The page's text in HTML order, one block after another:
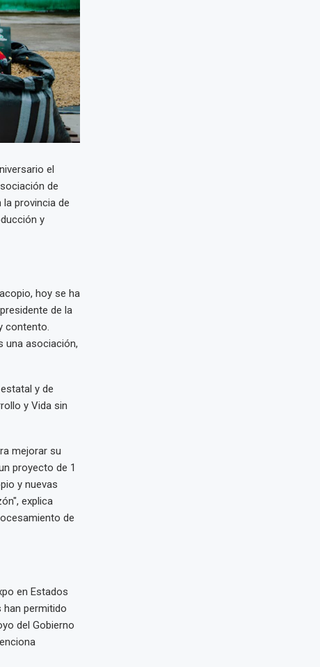
el
de
provincia de
y
hoy se ha
de la
contento.
una asociación,
y de
y Vida sin
mejorar su
proyecto de 1
y nuevas
explica
de
en Estados
han permitido
del Gobierno